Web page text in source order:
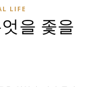
LIFE
을 좇을